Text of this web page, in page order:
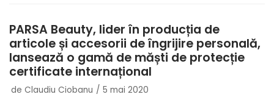
PARSA Beauty, lider în producția de
articole și accesorii de îngrijire personală,
lansează o gamă de măști de protecție
certificate internațional
de Claudiu Ciobanu 5 mai 2020